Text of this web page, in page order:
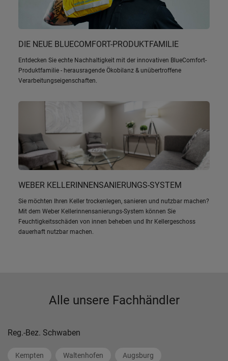
DIE NEUE BLUECOMFORT-PRODUKTFAMILIE
Entdecken Sie echte Nachhaltigkeit mit der innovativen BlueComfort-
Produktfamilie - herausragende Ökobilanz & unübertroffene
Verarbeitungseigenschaften.
WEBER KELLERINNENSANIERUNGS-SYSTEM
Sie möchten Ihren Keller trockenlegen, sanieren und nutzbar machen?
Mit dem Weber Kellerinnensanierungs-System können Sie
Feuchtigkeitsschäden von innen beheben und Ihr Kellergeschoss
dauerhaft nutzbar machen.
Alle unsere Fachhändler
Reg.-Bez. Schwaben
Kempten Waltenhofen Augsburg